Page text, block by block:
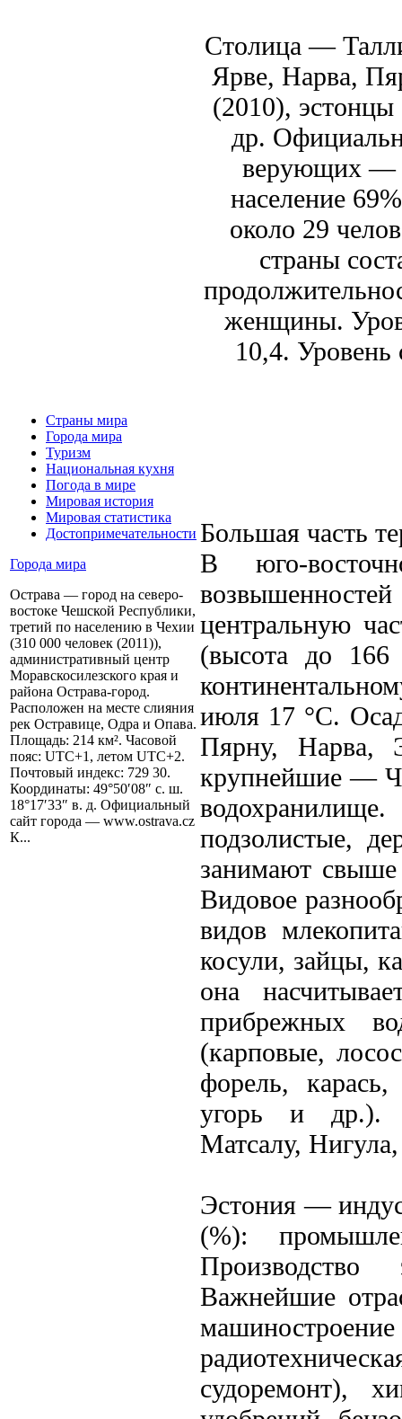
Страны мира
Города мира
Туризм
Национальная кухня
Погода в мире
Мировая история
Мировая статистика
Достопримечательности
Города мира
Острава — город на северо-
востоке Чешской Республики,
третий по населению в Чехии
(310 000 человек (2011)),
административный центр
Моравскоcилезского края и
района Острава-город.
Расположен на месте слияния
рек Остравице, Одра и Опава.
Площадь: 214 км². Часовой
пояс: UTC+1, летом UTC+2.
Почтовый индекс: 729 30.
Координаты: 49°50′08″ с. ш.
18°17′33″ в. д. Официальный
сайт города — www.ostrava.cz
К...
Столица —
Ярве, Нарва,
(2010),
др.
верующих —
население
около 29
страны
женщины.
10,4.
Большая часть
В юго-
центральную
(высота до
июля 17 °С.
Пярну, Нарва,
крупнейшие —
подзолистые,
занимают
Видовое
видов
косули, зайцы,
она
прибрежных
(карповые,
форель,
угорь и др.).
Матсалу,
Эстония —
(%):
Важнейшие
судоремонт),